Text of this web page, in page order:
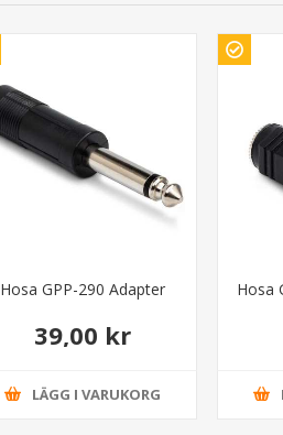
Hosa GPP-290 Adapter
39,00 kr
LÄGG I VARUKORG
Hosa